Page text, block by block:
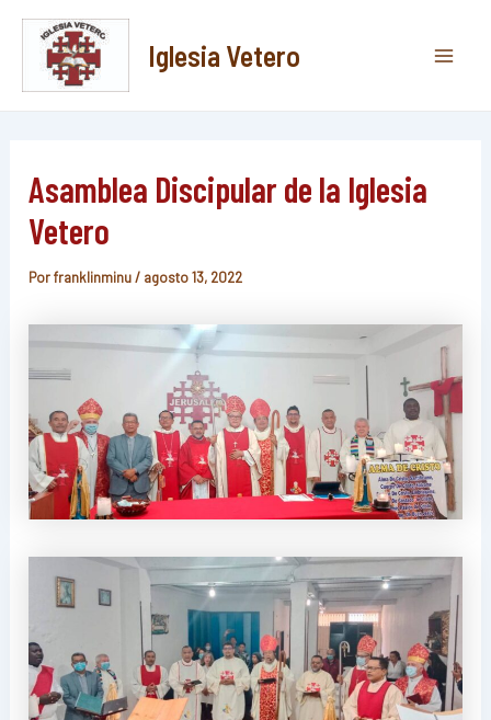
contenido
Iglesia Vetero
Asamblea Discipular de la Iglesia
Vetero
Porfranklinminu/ agosto 13, 2022
navigation